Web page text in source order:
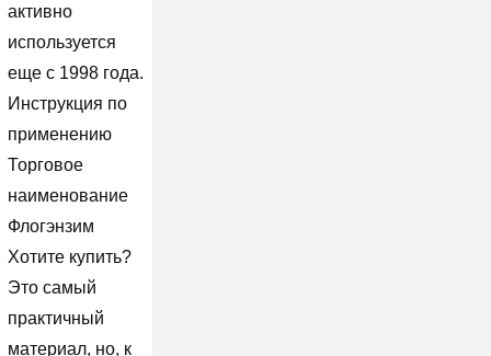
активно
используется
еще с 1998 года.
Инструкция по
применению
Торговое
наименование
Флогэнзим
Хотите купить?
Это самый
практичный
материал, но, к